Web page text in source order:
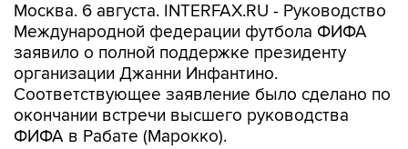
Москва. 6 августа. INTERFAX.RU - Руководство
Международной федерации футбола ФИФА
заявило о полной поддержке президенту
организации Джанни Инфантино.
Соответствующее заявление было сделано по
окончании встречи высшего руководства
ФИФА в Рабате (Марокко).